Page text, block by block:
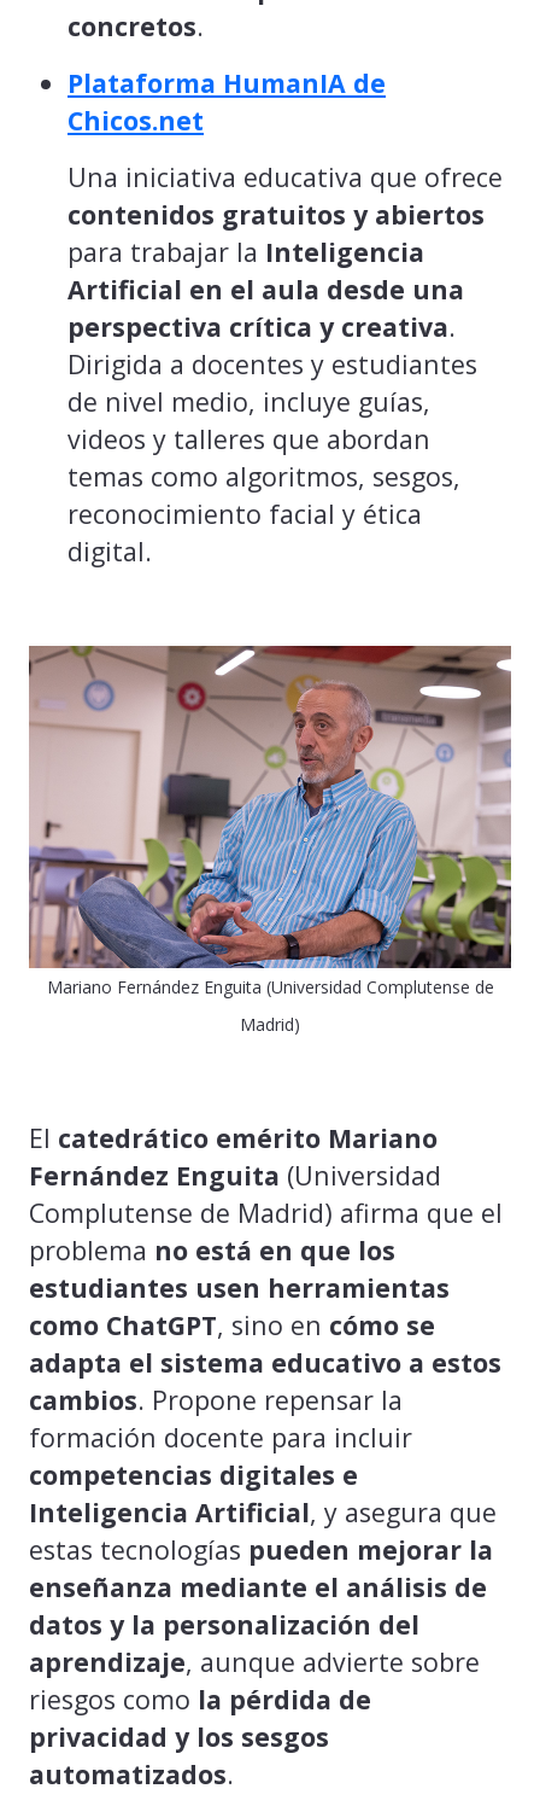
concretos.
Plataforma HumanIA de
Chicos.net
Una iniciativa educativa que ofrece
contenidos gratuitos y abiertos
para trabajar la Inteligencia
Artificial en el aula desde una
perspectiva crítica y creativa.
Dirigida a docentes y estudiantes
de nivel medio, incluye guías,
videos y talleres que abordan
temas como algoritmos, sesgos,
reconocimiento facial y ética
digital.
Mariano Fernández Enguita (Universidad Complutense de
Madrid)
El catedrático emérito Mariano
Fernández Enguita (Universidad
Complutense de Madrid) afirma que el
problema no está en que los
estudiantes usen herramientas
como ChatGPT, sino en cómo se
adapta el sistema educativo a estos
cambios. Propone repensar la
formación docente para incluir
competencias digitales e
Inteligencia Artificial, y asegura que
estas tecnologías pueden mejorar la
enseñanza mediante el análisis de
datos y la personalización del
aprendizaje, aunque advierte sobre
riesgos como la pérdida de
privacidad y los sesgos
automatizados.